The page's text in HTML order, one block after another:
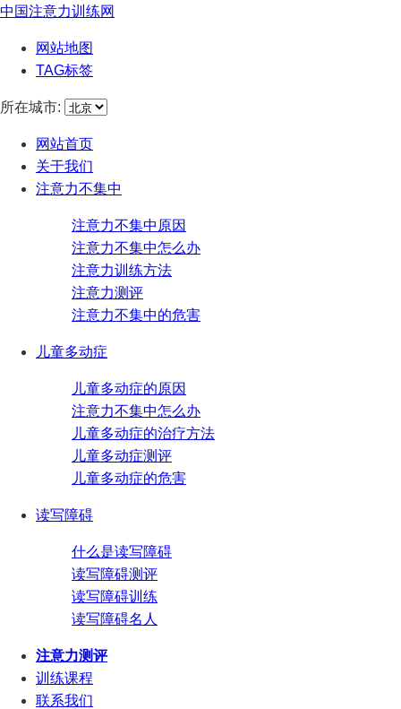
中国注意力训练网
网站地图
TAG标签
所在城市:
网站首页
关于我们
注意力不集中
注意力不集中原因
注意力不集中怎么办
注意力训练方法
注意力测评
注意力不集中的危害
儿童多动症
儿童多动症的原因
注意力不集中怎么办
儿童多动症的治疗方法
儿童多动症测评
儿童多动症的危害
读写障碍
什么是读写障碍
读写障碍测评
读写障碍训练
读写障碍名人
注意力测评
训练课程
联系我们